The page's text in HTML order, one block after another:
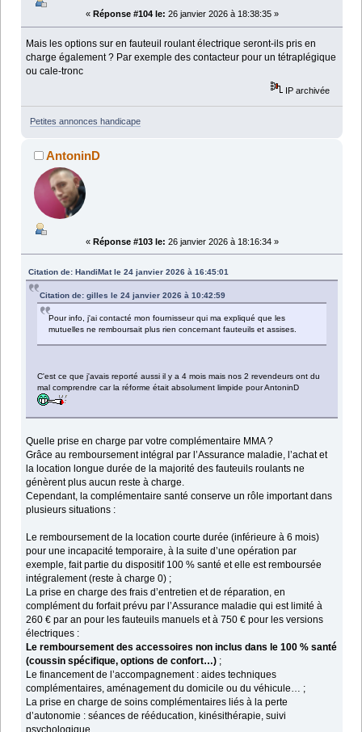
« Réponse #104 le: 26 janvier 2026 à 18:38:35 »
Mais les options sur en fauteuil roulant électrique seront-ils pris en
charge également ? Par exemple des contacteur pour un tétraplégique
ou cale-tronc
IP archivée
Petites annonces handicape
AntoninD
« Réponse #103 le: 26 janvier 2026 à 18:16:34 »
Citation de: HandiMat le 24 janvier 2026 à 16:45:01
Citation de: gilles le 24 janvier 2026 à 10:42:59
Pour info, j'ai contacté mon fournisseur qui ma expliqué que les
mutuelles ne remboursait plus rien concernant fauteuils et assises.
C'est ce que j'avais reporté aussi il y a 4 mois mais nos 2 revendeurs ont du
mal comprendre car la réforme était absolument limpide pour AntoninD
Quelle prise en charge par votre complémentaire MMA ?
Grâce au remboursement intégral par l’Assurance maladie, l’achat et
la location longue durée de la majorité des fauteuils roulants ne
génèrent plus aucun reste à charge.
Cependant, la complémentaire santé conserve un rôle important dans
plusieurs situations :
Le remboursement de la location courte durée (inférieure à 6 mois)
pour une incapacité temporaire, à la suite d’une opération par
exemple, fait partie du dispositif 100 % santé et elle est remboursée
intégralement (reste à charge 0) ;
La prise en charge des frais d’entretien et de réparation, en
complément du forfait prévu par l’Assurance maladie qui est limité à
260 € par an pour les fauteuils manuels et à 750 € pour les versions
électriques :
Le remboursement des accessoires non inclus dans le 100 % santé
(coussin spécifique, options de confort…) ;
Le financement de l’accompagnement : aides techniques
complémentaires, aménagement du domicile ou du véhicule… ;
La prise en charge de soins complémentaires liés à la perte
d’autonomie : séances de rééducation, kinésithérapie, suivi
psychologique…